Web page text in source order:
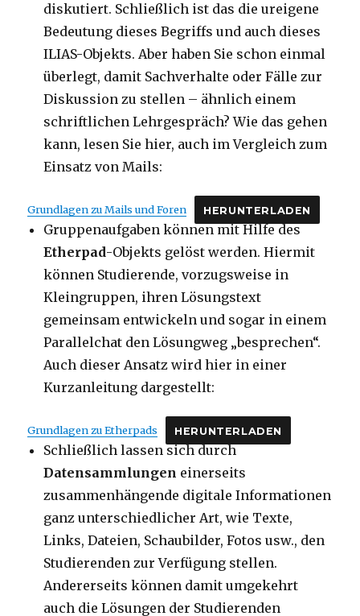
diskutiert. Schließlich ist das die ureigene
Bedeutung dieses Begriffs und auch dieses
ILIAS-Objekts. Aber haben Sie schon einmal
überlegt, damit Sachverhalte oder Fälle zur
Diskussion zu stellen – ähnlich einem
schriftlichen Lehrgespräch? Wie das gehen
kann, lesen Sie hier, auch im Vergleich zum
Einsatz von Mails:
Grundlagen zu Mails und Foren HERUNTERLADEN
Gruppenaufgaben können mit Hilfe des
Etherpad-Objekts gelöst werden. Hiermit
können Studierende, vorzugsweise in
Kleingruppen, ihren Lösungstext
gemeinsam entwickeln und sogar in einem
Parallelchat den Lösungweg „besprechen“.
Auch dieser Ansatz wird hier in einer
Kurzanleitung dargestellt:
Grundlagen zu Etherpads HERUNTERLADEN
Schließlich lassen sich durch
Datensammlungen einerseits
zusammenhängende digitale Informationen
ganz unterschiedlicher Art, wie Texte,
Links, Dateien, Schaubilder, Fotos usw., den
Studierenden zur Verfügung stellen.
Andererseits können damit umgekehrt
auch die Lösungen der Studierenden